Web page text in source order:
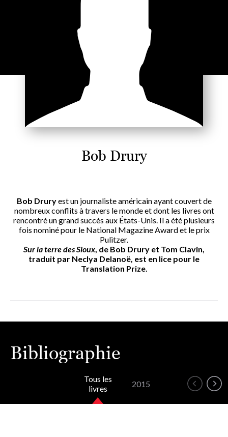
Bob Drury
Bob Druryest un journaliste américain ayant couvert de
nombreux conflits à travers le monde et dont les livres ont
rencontré un grand succès aux États-Unis. Il a été plusieurs
fois nominé pour le National Magazine Award et le prix
Pulitzer.
Sur la terre des Sioux , de Bob Drury et Tom Clavin,
traduit par Neclya Delanoë, est en lice pour le
Translation Prize.
Bibliographie
Tous les
livres
2015